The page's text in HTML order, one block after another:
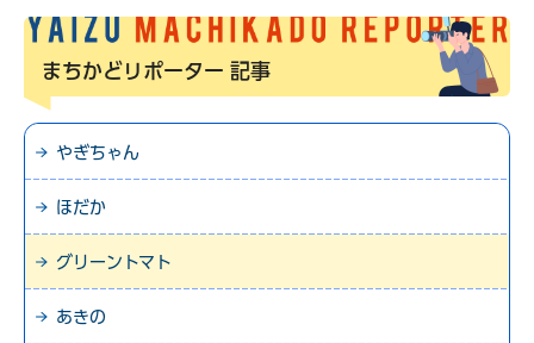
まちかどリポーター 記事
やぎちゃん
ほだか
グリーントマト
あきの